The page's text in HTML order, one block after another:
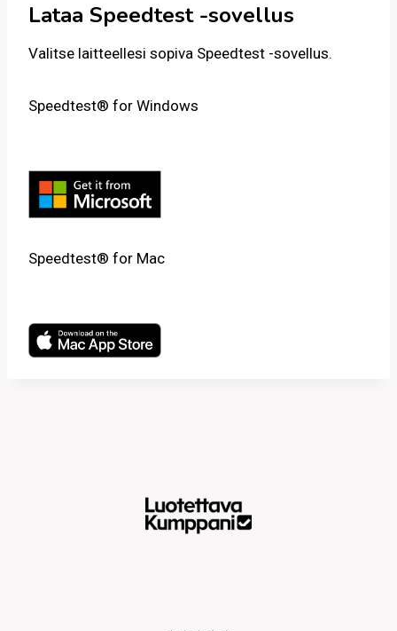
Lataa Speedtest -sovellus
Valitse laitteellesi sopiva Speedtest -sovellus.
Speedtest® for Windows
Speedtest® for Mac